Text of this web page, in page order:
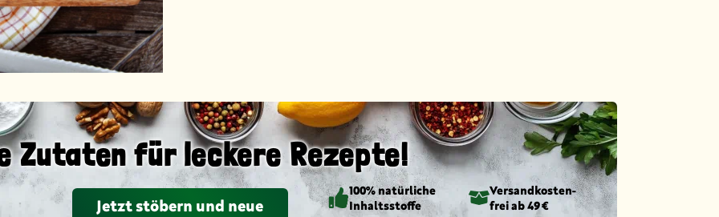
Zutaten für leckere Rezepte!
Jetzt stöbern und neue
100% natürliche
Inhaltsstoffe
Versandkosten­
frei ab 49 €